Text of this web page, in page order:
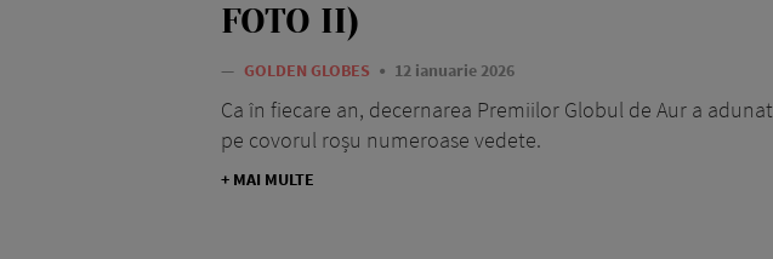
FOTO II)
— GOLDEN GLOBES 12 ianuarie 2026
Ca în fiecare an, decernarea Premiilor Globul de Aur a adunat
pe covorul roșu numeroase vedete.
+ MAI MULTE